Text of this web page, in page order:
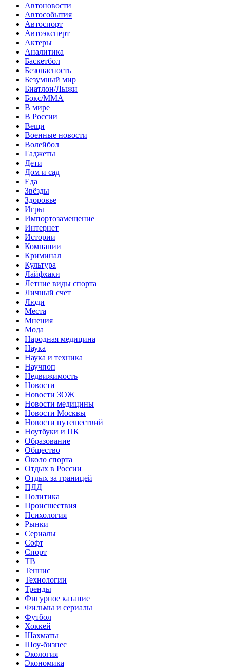
Автоновости
Автособытия
Автоспорт
Автоэксперт
Актеры
Аналитика
Баскетбол
Безопасность
Безумный мир
Биатлон/Лыжи
Бокс/MMA
В мире
В России
Вещи
Военные новости
Волейбол
Гаджеты
Дети
Дом и сад
Еда
Звёзды
Здоровье
Игры
Импортозамещение
Интернет
Истории
Компании
Криминал
Культура
Лайфхаки
Летние виды спорта
Личный счет
Люди
Места
Мнения
Мода
Народная медицина
Наука
Наука и техника
Научпоп
Недвижимость
Новости
Новости ЗОЖ
Новости медицины
Новости Москвы
Новости путешествий
Ноутбуки и ПК
Образование
Общество
Около спорта
Отдых в России
Отдых за границей
ПДД
Политика
Происшествия
Психология
Рынки
Сериалы
Софт
Спорт
ТВ
Теннис
Технологии
Тренды
Фигурное катание
Фильмы и сериалы
Футбол
Хоккей
Шахматы
Шоу-бизнес
Экология
Экономика